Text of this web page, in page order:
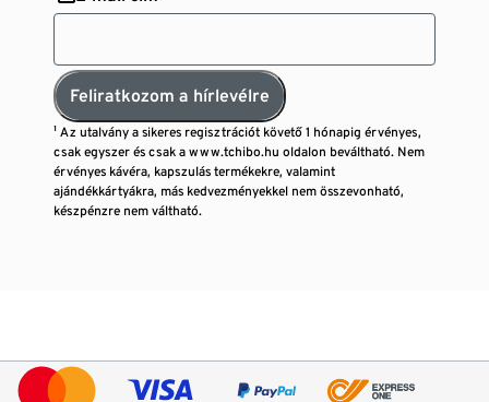
Feliratkozom a hírlevélre
¹ Az utalvány a sikeres regisztrációt követő 1 hónapig érvényes,
csak egyszer és csak a www.tchibo.hu oldalon beváltható. Nem
érvényes kávéra, kapszulás termékekre, valamint
ajándékkártyákra, más kedvezményekkel nem összevonható,
készpénzre nem váltható.